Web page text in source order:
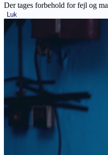
Der tages forbehold for fejl og
Luk